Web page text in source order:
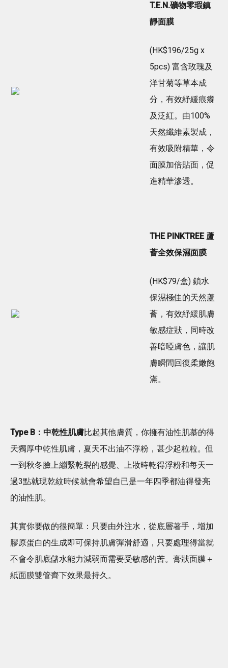
T.E.N.礦物零瑕鎮
靜面膜
(HK$196/25g x
5pcs) 富含玫瑰及
洋甘菊等草本成
分，有效紓緩痕癢
及泛紅。由100%
天然纖維素製成，
有效吸附精華，令
面膜加倍貼面，促
進精華滲透。
THE PINKTREE 蘆
薈全效保濕面膜
(HK$79/盒) 鎖水
保濕極佳的天然蘆
薈，有效紓緩肌膚
敏感症狀，同時改
善暗啞膚色，讓肌
膚瞬間回復柔嫩飽
滿。
Type B：中乾性肌膚比起其他膚質，你擁有油性肌慕的得
天獨厚中乾性肌膚，夏天不出油不浮粉，甚少起粒粒。但
一到秋冬臉上繃緊乾裂的感覺、上妝時乾得浮粉和每天一
過3點就現乾紋時候就會希望自已是一年四季都油得發亮
的油性肌。
其實你要做的很簡單：只要由外注水，從底層著手，增加
膠原蛋白的生成即可保持肌膚彈滑舒適，只要處理得當就
不會令肌底儲水能力減弱而需要受敏感的苦。膏狀面膜＋
紙面膜雙管齊下效果最持久。